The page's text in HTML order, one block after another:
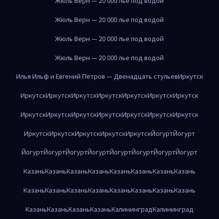
Жюль Верн — 20 000 лье под водой
Жюль Верн — 20 000 лье под водой
Жюль Верн — 20 000 лье под водой
Илья Ильф и Евгений Петров — Двенадцать стульевИркутск
ИркутскИркутскИркутскИркутскИркутскИркутскИркутск
ИркутскИркутскИркутскИркутскИркутскИркутскИркутск
ИркутскИркутскИркутскИркутскИркутскЙогуртЙогурт
ЙогуртЙогуртЙогуртЙогуртЙогуртЙогуртЙогуртЙогурт
КазаньКазаньКазаньКазаньКазаньКазаньКазаньКазань
КазаньКазаньКазаньКазаньКазаньКазаньКазаньКазань
КазаньКазаньКазаньКазаньКалининградКалининград